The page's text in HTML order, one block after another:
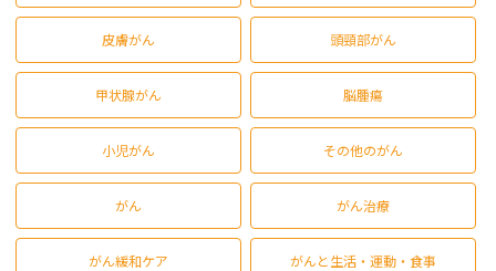
皮膚がん 頭頸部がん
甲状腺がん 脳腫瘍
小児がん その他のがん
がん がん治療
がん緩和ケア がんと生活・運動・食事